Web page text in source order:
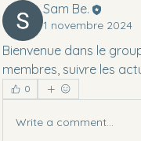
Sam Be.
1 novembre 2024
Bienvenue dans le
membres, suivre les
0
Write a comment...